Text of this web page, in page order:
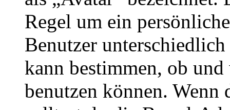
Regel um ein
Benutzer
kann bestimmen, ob
benutzen können. Wenn